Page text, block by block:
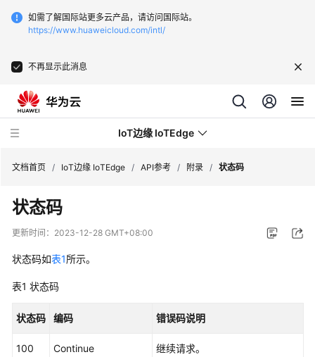
如需了解国际站更多云产品，请访问国际站。
https://www.huaweicloud.com/intl/
不再显示此消息
IoT边缘 IoTEdge
最
新
态
产
介
文档首页 / IoT边缘 IoTEdge / API参考 / 附录 / 状态码
状态码
更新时间： 2023-12-28 GMT+08:00
状态码如表1所示。
表1 状态码
状态码 编码 错误码说明
100 Continue
继续请求。